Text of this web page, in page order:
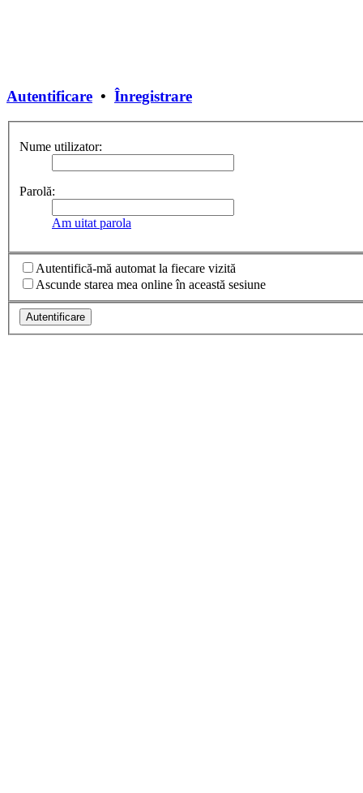
Autentificare • Înregistrare
Nume utilizator:
Parolă:
Am uitat parola
Autentifică-mă automat la fiecare vizită
Ascunde starea mea online în această sesiune